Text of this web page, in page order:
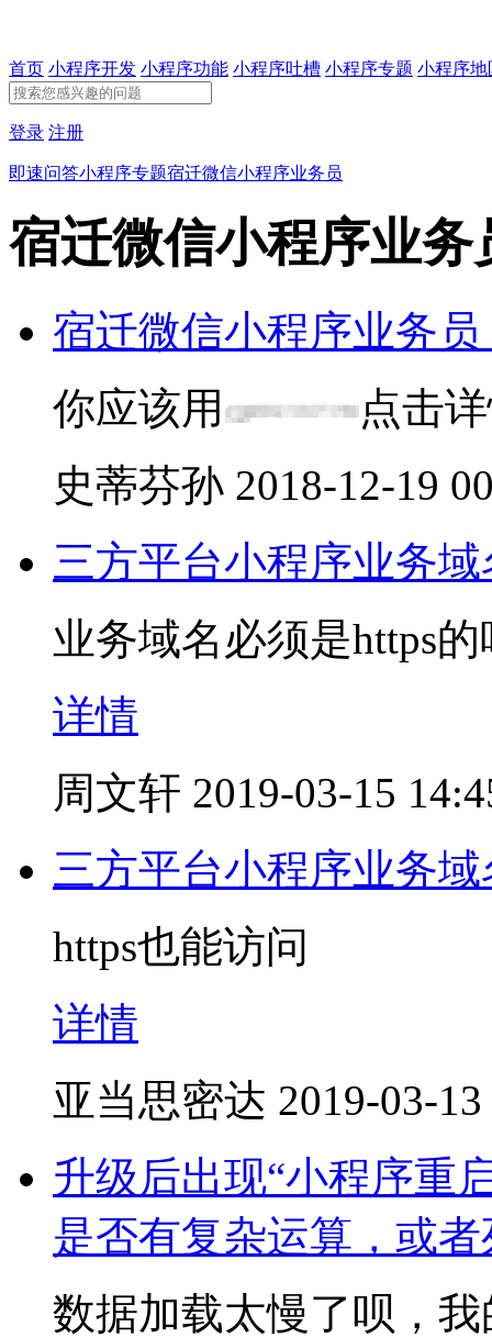
首页 小程序开发 小程序功能 小程序吐槽 小程序专题 小程序地
登录 注册
即速问答小程序专题宿迁微信小程序业务员
宿迁微信小程序业务
宿迁微信小程序业务员
你应该用
点击
史蒂芬孙 2018-12-19
三方平台小程序业务
业务域名必须是https
详情
周文轩 2019-03-15
三方平台小程序业务
https也能访问
详情
亚当思密达 2019-03-
升级后出现“小程序重
是否有复杂运算，或者
数据加载太慢了呗，